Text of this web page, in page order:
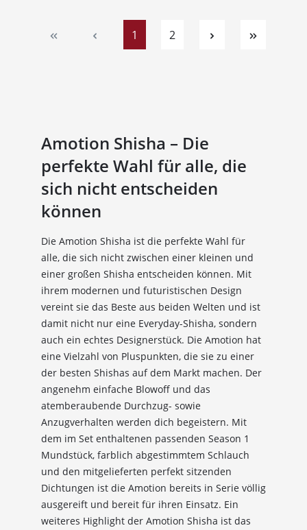
Seite
1 Seite
2
Amotion Shisha – Die
perfekte Wahl für alle, die
sich nicht entscheiden
können
Die Amotion Shisha ist die perfekte Wahl für
alle, die sich nicht zwischen einer kleinen und
einer großen Shisha entscheiden können. Mit
ihrem modernen und futuristischen Design
vereint sie das Beste aus beiden Welten und ist
damit nicht nur eine Everyday-Shisha, sondern
auch ein echtes Designerstück. Die Amotion hat
eine Vielzahl von Pluspunkten, die sie zu einer
der besten Shishas auf dem Markt machen. Der
angenehm einfache Blowoff und das
atemberaubende Durchzug- sowie
Anzugverhalten werden dich begeistern. Mit
dem im Set enthaltenen passenden Season 1
Mundstück, farblich abgestimmtem Schlauch
und den mitgelieferten perfekt sitzenden
Dichtungen ist die Amotion bereits in Serie völlig
ausgereift und bereit für ihren Einsatz. Ein
weiteres Highlight der Amotion Shisha ist das